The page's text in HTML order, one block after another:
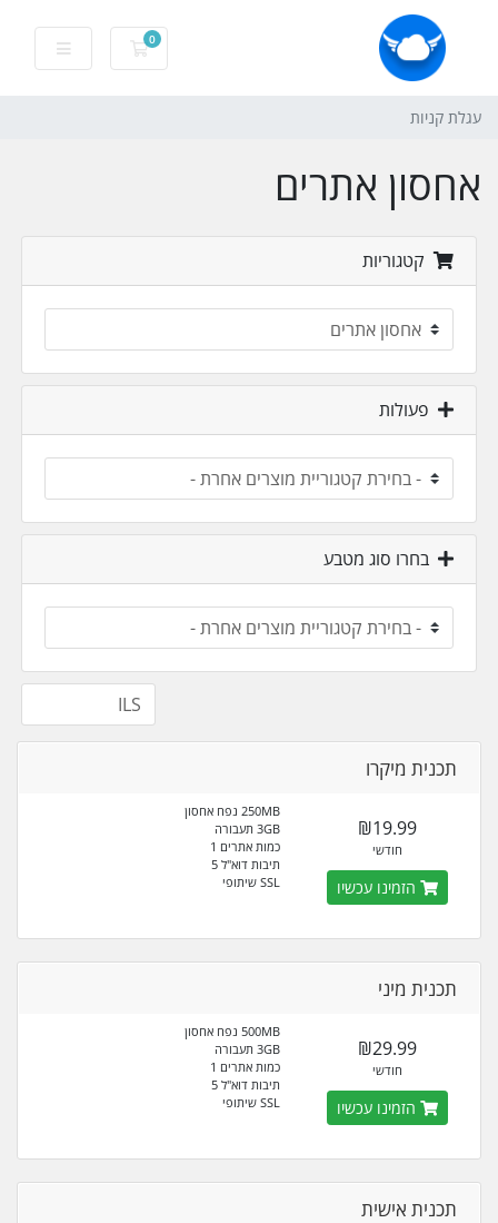
0 עגלת קניות
עגלת קניות
אחסון אתרים
קטגוריות
פעולות
בחרו סוג מטבע
תכנית מיקרו
250MB נפח אחסון
3GB תעבורה
כמות אתרים 1
תיבות דוא"ל 5
SSL שיתופי
₪19.99
חודשי
הזמינו עכשיו
תכנית מיני
500MB נפח אחסון
3GB תעבורה
כמות אתרים 1
תיבות דוא"ל 5
SSL שיתופי
₪29.99
חודשי
הזמינו עכשיו
תכנית אישית